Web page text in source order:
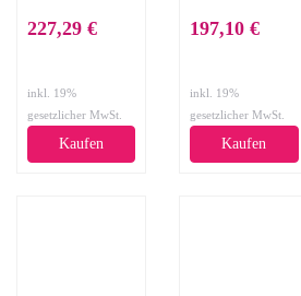
Armbanduhr
227,29 €
inkl. 19%
gesetzlicher MwSt.
Kaufen
Armbanduhr
197,10 €
inkl. 19%
gesetzlicher MwSt.
Kaufen